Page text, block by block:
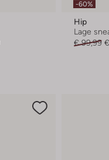
-60%
Hip
Lage
€ 99,99